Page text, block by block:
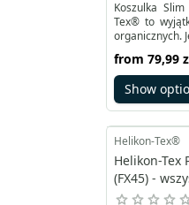
Koszulka
Tex® to
organicznych.
elastyczność.
bazowa w
odzieżowych,
ją połączyć z
from 79,99
Show
Helikon-Tex®
Helikon-Tex
(FX45) -